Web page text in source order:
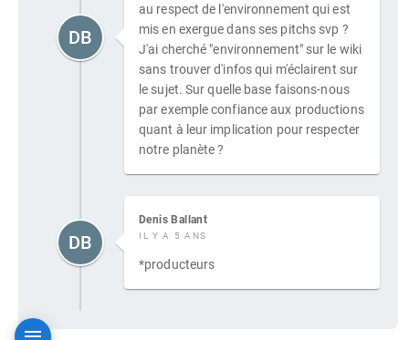
au respect de l'environnement qui est
mis en exergue dans ses pitchs svp ?
J'ai cherché "environnement" sur le wiki
sans trouver d'infos qui m'éclairent sur
le sujet. Sur quelle base faisons-nous
par exemple confiance aux productions
quant à leur implication pour respecter
notre planète ?
DB
Denis Ballant
IL Y A 5 ANS
*producteurs
DB